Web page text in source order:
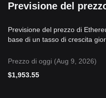
Previsione del
Previsione del prezzo di
base di un tasso di crescita
Prezzo di oggi (Aug 9, 2026)
$1,953.55